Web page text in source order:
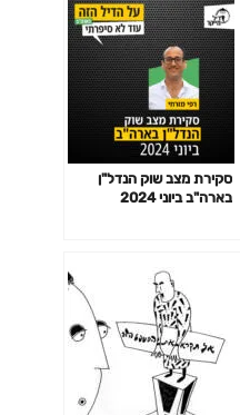
סקירת מצב שוק הנדל"ן
בארה"ב ביוני 2024